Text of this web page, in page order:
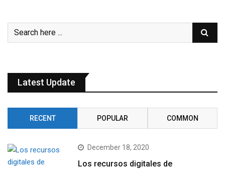
Latest Update
RECENT POPULAR COMMON
December 18, 2020
Los recursos digitales de